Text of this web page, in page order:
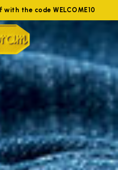
the code WELCOME10